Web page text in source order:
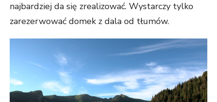
najbardziej da się zrealizować. Wystarczy tylko
zarezerwować domek z dala od tłumów.